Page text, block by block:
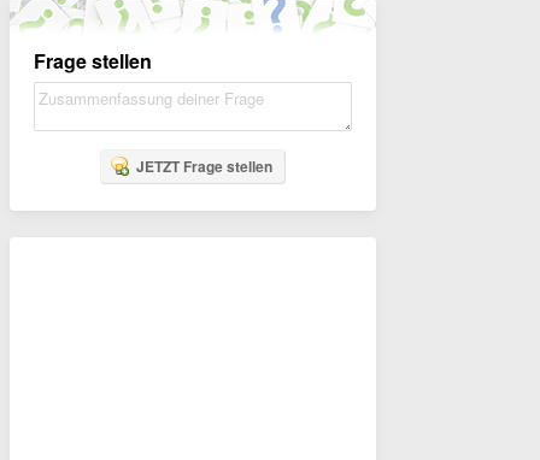
Frage stellen
JETZT Frage stellen